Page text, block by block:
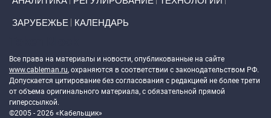
ЗАРУБЕЖЬЕ КАЛЕНДАРЬ
Все права на материалы и новости, опубликованные на сайте
www.cableman.ru, охраняются в соответствии с законодательством РФ.
Допускается цитирование без согласования с редакцией не более трети
от объема оригинального материала, с обязательной прямой
гиперссылкой.
©2005 - 2026 «Кабельщик»